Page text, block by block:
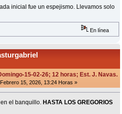
inicial fue un espejismo. Llevamos solo
En línea
15-02-26; 12 horas; Est. J. Navas.
Febrero 15, 2026, 13:24 Horas »
el banquillo. HASTA LOS GREGORIOS